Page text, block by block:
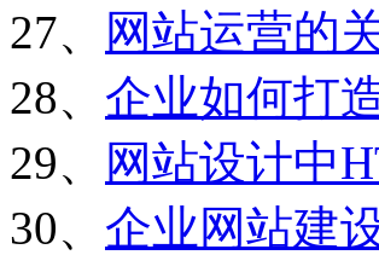
27、
网站运营的
28、 企业如何打
29、
网站设计中
30、 企业网站建